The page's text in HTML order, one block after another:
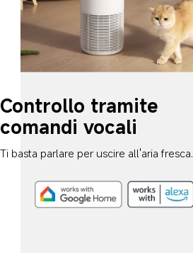
Controllo tramite
comandi vocali
Ti basta parlare per uscire all'aria fresca.